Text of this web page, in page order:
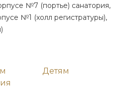
№7 (портье) санатория,
№1 (холл регистратуры),
Детям